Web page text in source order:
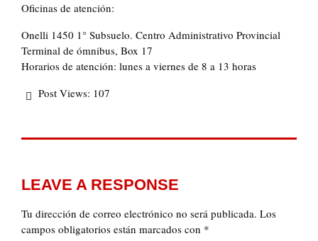
Oficinas de atención:
Onelli 1450 1° Subsuelo. Centro Administrativo Provincial
Terminal de ómnibus, Box 17
Horarios de atención: lunes a viernes de 8 a 13 horas
Post Views: 107
LEAVE A RESPONSE
Tu dirección de correo electrónico no será publicada. Los
campos obligatorios están marcados con *